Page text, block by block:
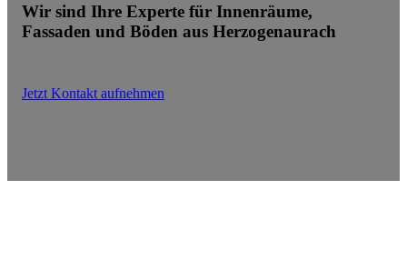
Wir sind Ihre Experte für Innenräume,
Fassaden und Böden aus Herzogenaurach
Jetzt Kontakt aufnehmen